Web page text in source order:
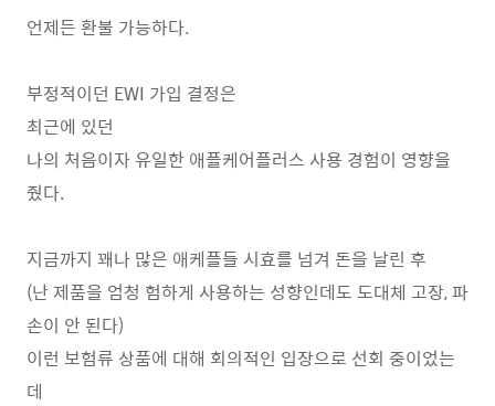
언제든 환불 가능하다.
부정적이던 EWI 가입 결정은
최근에 있던
나의 처음이자 유일한 애플케어플러스 사용 경험이 영향을
줬다.
지금까지 꽤나 많은 애케플들 시효를 넘겨 돈을 날린 후
(난 제품을 엄청 험하게 사용하는 성향인데도 도대체 고장, 파
손이 안 된다)
이런 보험류 상품에 대해 회의적인 입장으로 선회 중이었는
데